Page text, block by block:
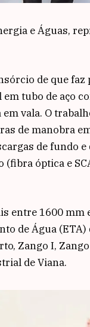
e Águas,
de que
tubo de aço
vala. O
de manobra
de fundo e
óptica e
entre 1600 mm
de Água (ETA)
Zango I, Zango
de Viana.